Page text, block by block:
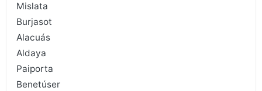
Mislata
Burjasot
Alacuás
Aldaya
Paiporta
Benetúser